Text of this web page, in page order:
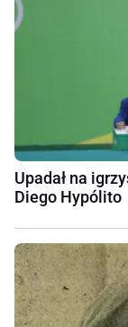
Upadał na
Diego Hypólito